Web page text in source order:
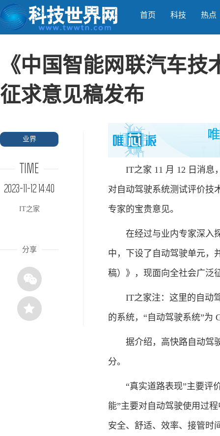
首页 科技 热点
《中国智能网联汽车
征求意见稿发布
业界
TIME
2023-11-12 14:40
IT之家
分享
IT之家 11 月 12 日消息，
对自动驾驶系统测试评价技
专家的宝贵意见。
在经过与业内专家深入探
中，下设了自动驾驶单元，
稿）》，现面向全社会广泛
IT之家注：这里的自动驾
的系统，“自动驾驶系统”为
据介绍，高快路自动驾驶
分。
“真实道路表现”主要评价
能”主要对自动驾驶使用过
安全、舒适、效率、接管时